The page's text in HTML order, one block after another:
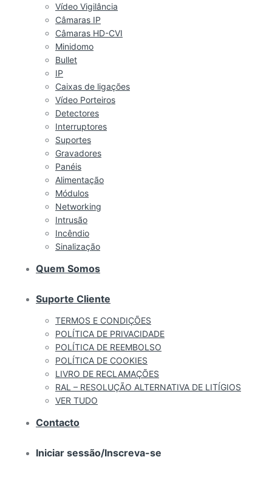
Vídeo Vigilância
Câmaras IP
Câmaras HD-CVI
Minidomo
Bullet
IP
Caixas de ligações
Vídeo Porteiros
Detectores
Interruptores
Suportes
Gravadores
Panéis
Alimentação
Módulos
Networking
Intrusão
Incêndio
Sinalização
Quem Somos
Suporte Cliente
TERMOS E CONDIÇÕES
POLÍTICA DE PRIVACIDADE
POLÍTICA DE REEMBOLSO
POLÍTICA DE COOKIES
LIVRO DE RECLAMAÇÕES
RAL – RESOLUÇÃO ALTERNATIVA DE LITÍGIOS
VER TUDO
Contacto
Iniciar sessão/Inscreva-se